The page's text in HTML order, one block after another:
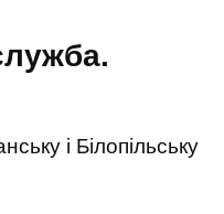
і Білопільську